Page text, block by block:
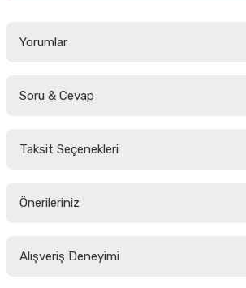
Yorumlar
Soru & Cevap
Taksit Seçenekleri
Önerileriniz
yetersiz gördüğünüz noktaları öneri formunu
Alışveriş Deneyimi